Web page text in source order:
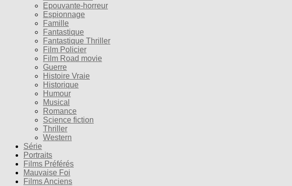
Epouvante-horreur
Espionnage
Famille
Fantastique
Fantastique Thriller
Film Policier
Film Road movie
Guerre
Histoire Vraie
Historique
Humour
Musical
Romance
Science fiction
Thriller
Western
Série
Portraits
Films Préférés
Mauvaise Foi
Films Anciens